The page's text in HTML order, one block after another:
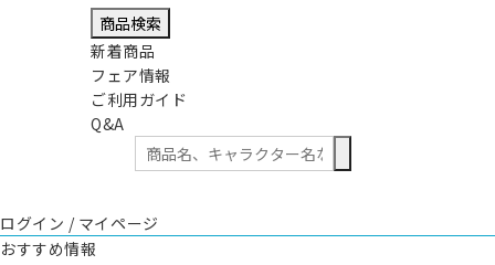
商品検索
新着商品
フェア情報
ご利用ガイド
Q&A
ログイン / マイページ
おすすめ情報